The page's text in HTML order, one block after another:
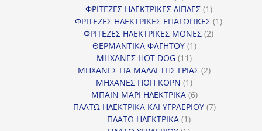
προϊόν
ΦΡΙΤΕΖΕΣ ΗΛΕΚΤΡΙΚΕΣ ΔΙΠΛΕΣ 11
προϊόν
ΦΡΙΤΕΖΕΣ ΗΛΕΚΤΡΙΚΕΣ ΕΠΑΓΩΓΙΚΕΣ 11
ΦΡΙΤΕΖΕΣ ΗΛΕΚΤΡΙΚΕΣ ΜΟΝΕΣ 22
ΘΕΡΜΑΝΤΙΚΑ ΦΑΓΗΤΟΥ 11
ΜΗΧΑΝΕΣ HOT DOG 1111
προϊόντα
ΜΗΧΑΝΕΣ ΓΙΑ ΜΑΛΛΙ ΤΗΣ ΓΡΙΑΣ 22
ΜΗΧΑΝΕΣ ΠΟΠ ΚΟΡΝ 11
προϊόν
ΜΠΑΙΝ ΜΑΡΙ ΗΛΕΚΤΡΙΚΑ 66
προϊόντα
ΠΛΑΤΩ ΗΛΕΚΤΡΙΚΑ ΚΑΙ ΥΓΡΑΕΡΙΟΥ 77
ΠΛΑΤΩ ΗΛΕΚΤΡΙΚΑ 11